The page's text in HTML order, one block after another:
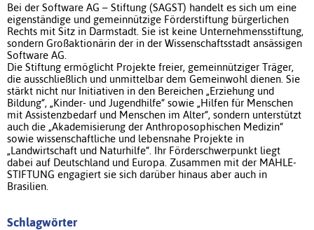
Bei der Software AG – Stiftung (SAGST) handelt es sich um eine
eigenständige und gemeinnützige Förderstiftung bürgerlichen
Rechts mit Sitz in Darmstadt. Sie ist keine Unternehmensstiftung,
sondern Großaktionärin der in der Wissenschaftsstadt ansässigen
Software AG.
Die Stiftung ermöglicht Projekte freier, gemeinnütziger Träger,
die ausschließlich und unmittelbar dem Gemeinwohl dienen. Sie
stärkt nicht nur Initiativen in den Bereichen „Erziehung und
Bildung“, „Kinder- und Jugendhilfe“ sowie „Hilfen für Menschen
mit Assistenzbedarf und Menschen im Alter“, sondern unterstützt
auch die „Akademisierung der Anthroposophischen Medizin“
sowie wissenschaftliche und lebensnahe Projekte in
„Landwirtschaft und Naturhilfe“. Ihr Förderschwerpunkt liegt
dabei auf Deutschland und Europa. Zusammen mit der MAHLE-
STIFTUNG engagiert sie sich darüber hinaus aber auch in
Brasilien.
Schlagwörter